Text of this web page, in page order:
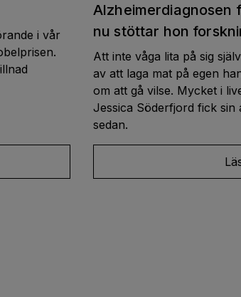
i vår
Alzheimerdiagnosen
nu stöttar hon
Att inte våga lita på sig
av att laga mat på egen
om att gå vilse. Mycket i
Jessica Söderfjord fick sin
sedan.